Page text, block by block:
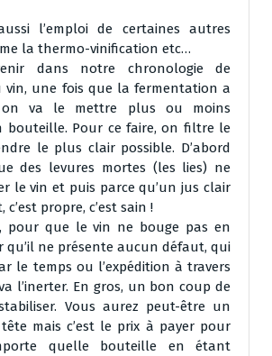
l’emploi de certaines autres
la thermo-vinification etc…
dans notre chronologie de
vin, une fois que la fermentation a
on va le mettre plus ou moins
bouteille. Pour ce faire, on filtre le
le plus clair possible. D’abord
des levures mortes (les lies) ne
le vin et puis parce qu’un jus clair
c’est propre, c’est sain !
pour que le vin ne bouge pas en
qu’il ne présente aucun défaut, qui
le temps ou l’expédition à travers
l’inerter. En gros, un bon coup de
Vous aurez peut-être un
mais c’est le prix à payer pour
quelle bouteille en étant